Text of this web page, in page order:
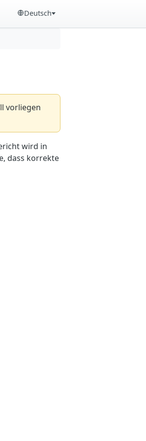
Deutsch
vorliegen
wird in
dass korrekte